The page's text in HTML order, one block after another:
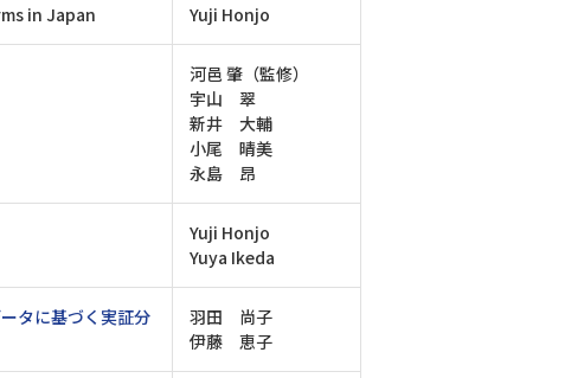
in Japan Yuji Honjo
河邑 肇（監修）
宇山 翠
新井 大輔
小尾 晴美
永島 昂
Yuji Honjo
Yuya Ikeda
タに基づく実証分
羽田 尚子
伊藤 恵子